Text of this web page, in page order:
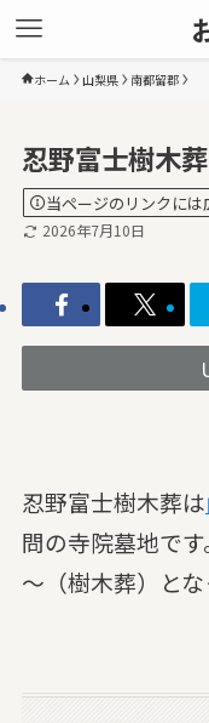
ホーム 山梨県 南都留郡
忍野富士樹木葬
当ページのリンクには
2026年7月10日
忍野富士樹木葬は
問の寺院墓地で
～（樹木葬）とな